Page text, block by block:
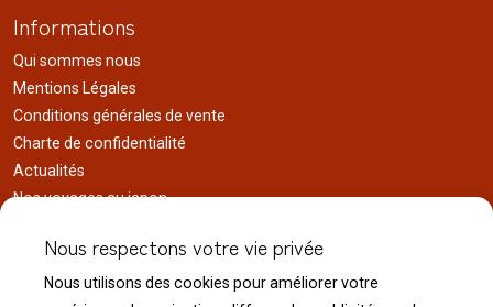
Informations
Qui sommes nous
Mentions Légales
Conditions générales de vente
Charte de confidentialité
Actualités
Nos voyages au japon
Liens utiles
Service client
Nous respectons votre vie privée
Nous utilisons des cookies pour améliorer votre